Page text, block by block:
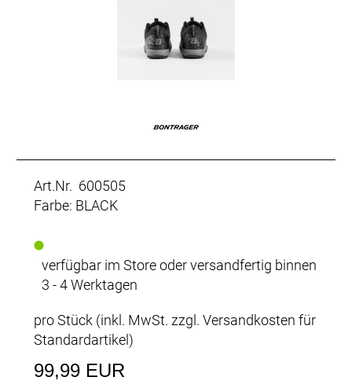
Art.Nr. 600505
Farbe: BLACK
verfügbar im Store oder versandfertig binnen
3 - 4 Werktagen
pro Stück (inkl. MwSt. zzgl. Versandkosten für
Standardartikel)
99,99 EUR